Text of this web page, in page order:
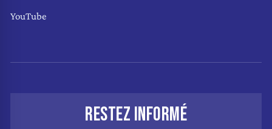
YouTube
RESTEZ INFORMÉ